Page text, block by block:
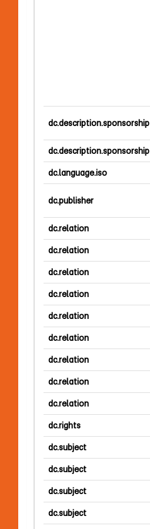
dc.description.sponsorship
dc.description.sponsorship
dc.language.iso
dc.publisher
dc.relation
dc.relation
dc.relation
dc.relation
dc.relation
dc.relation
dc.relation
dc.relation
dc.relation
dc.rights
dc.subject
dc.subject
dc.subject
dc.subject